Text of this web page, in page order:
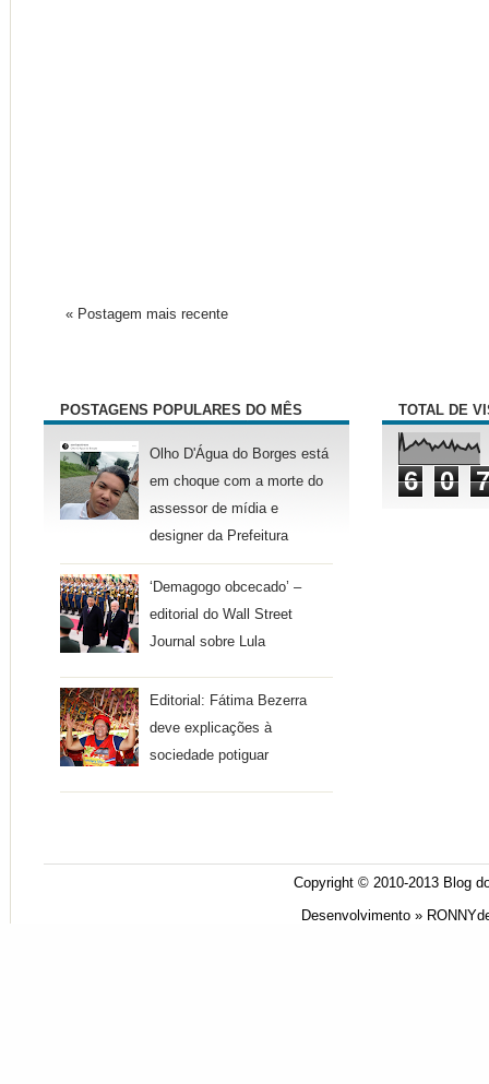
« Postagem mais recente
POSTAGENS POPULARES DO MÊS
Olho D'Água do Borges está
em choque com a morte do
assessor de mídia e
designer da Prefeitura
‘Demagogo obcecado’ –
editorial do Wall Street
Journal sobre Lula
Editorial: Fátima Bezerra
deve explicações à
sociedade potiguar
TOTAL DE
6 0 7
Copyright © 2010-2013 Blog
Desenvolvimento »